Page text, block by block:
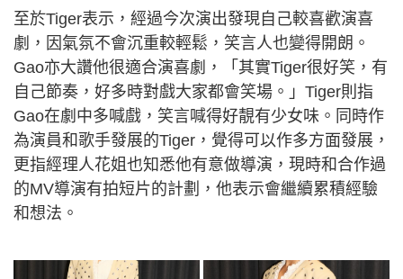
至於Tiger表示，經過今次演出發現自己較喜歡演喜
劇，因氣氛不會沉重較輕鬆，笑言人也變得開朗。
Gao亦大讚他很適合演喜劇，「其實Tiger很好笑，有
自己節奏，好多時對戲大家都會笑場。」Tiger則指
Gao在劇中多喊戲，笑言喊得好靚有少女味。同時作
為演員和歌手發展的Tiger，覺得可以作多方面發展，
更指經理人花姐也知悉他有意做導演，現時和合作過
的MV導演有拍短片的計劃，他表示會繼續累積經驗
和想法。